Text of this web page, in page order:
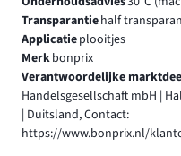
Transparantiehalf
Applicatieplooitjes
Merkbonprix
Verantwoordelijke
Handelsgesellschaft mbH |
| Duitsland, Contact:
https://www.bonprix.nl/